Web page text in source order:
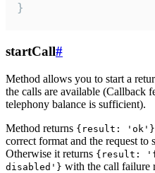
}
startCall#
Method allows you to start a
the calls are available (Callback
telephony balance is sufficient).
Method returns {result: 'ok'}
correct format and the request to
Otherwise it returns {result:
disabled'} with the call failure